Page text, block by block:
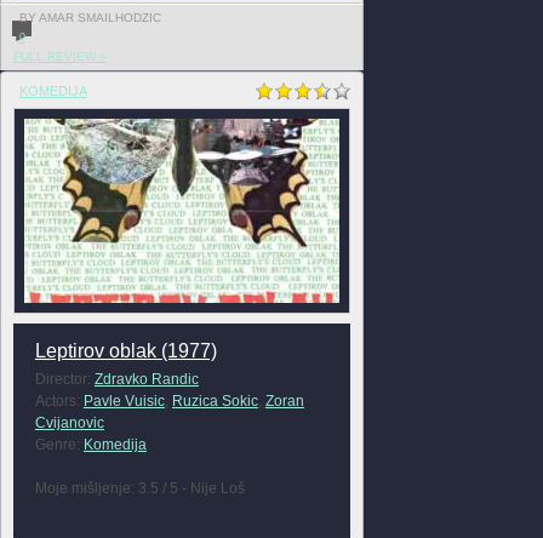
BY AMAR SMAILHODZIC
0
FULL REVIEW »
KOMEDIJA
Leptirov oblak (1977)
Director: Zdravko Randic
Actors: Pavle Vuisic, Ruzica Sokic, Zoran
Cvijanovic
Genre: Komedija
Moje mišljenje: 3.5 / 5 - Nije Loš